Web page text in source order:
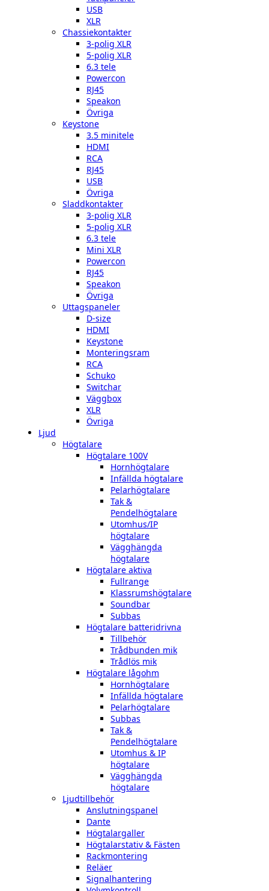
USB
XLR
Chassiekontakter
3-polig XLR
5-polig XLR
6.3 tele
Powercon
RJ45
Speakon
Övriga
Keystone
3.5 minitele
HDMI
RCA
RJ45
USB
Övriga
Sladdkontakter
3-polig XLR
5-polig XLR
6.3 tele
Mini XLR
Powercon
RJ45
Speakon
Övriga
Uttagspaneler
D-size
HDMI
Keystone
Monteringsram
RCA
Schuko
Switchar
Väggbox
XLR
Övriga
Ljud
Högtalare
Högtalare 100V
Hornhögtalare
Infällda högtalare
Pelarhögtalare
Tak &
Pendelhögtalare
Utomhus/IP
högtalare
Vägghängda
högtalare
Högtalare aktiva
Fullrange
Klassrumshögtalare
Soundbar
Subbas
Högtalare batteridrivna
Tillbehör
Trådbunden mik
Trådlös mik
Högtalare lågohm
Hornhögtalare
Infällda högtalare
Pelarhögtalare
Subbas
Tak &
Pendelhögtalare
Utomhus & IP
högtalare
Vägghängda
högtalare
Ljudtillbehör
Anslutningspanel
Dante
Högtalargaller
Högtalarstativ & Fästen
Rackmontering
Reläer
Signalhantering